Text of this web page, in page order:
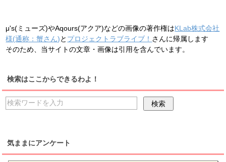
μ's(ミューズ)やAqours(アクア)などの画像の著作権はKLab株式会社
様(通称：蟹さん)と プロジェクトラブライブ！ さんに帰属します
そのため、当サイトの文章・画像は引用を含んでいます。
検索はここからできるわよ！
気ままにアンケート